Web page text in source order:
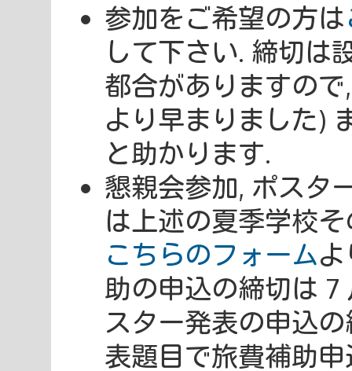
参加をご希望の方は
して下さい. 締切は
都合がありますの
より早まりました)
と助かります.
懇親会参加, ポスタ
は上述の夏季学校
こちらのフォーム
助の申込の締切は 7
スター発表の申込
表題目で旅費補助